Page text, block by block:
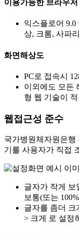
이용가능한 브라우
익스플로어 9.0
상, 크롬, 사파리
화면해상도
PC로 접속시
이외에도 모든
형 웹 기술이
웹접근성 준수
국가병원체자원은행
기를 사용자가 직접
글자가 작게 보
보통(또는
글자를 좀더 크
> 크게 로 설정